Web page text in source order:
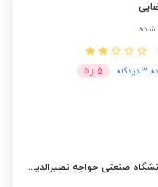
شده
5 از 5
کارشناسی ارشد مهندسی مکانیک از دانشگاه صنعتی خواجه نصیرالدین طوسی